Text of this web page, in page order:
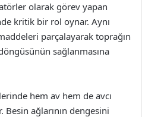
olarak görev yapan
kritik bir rol oynar. Aynı
parçalayarak toprağın
sağlanmasına
hem av hem de avcı
ağlarının dengesini